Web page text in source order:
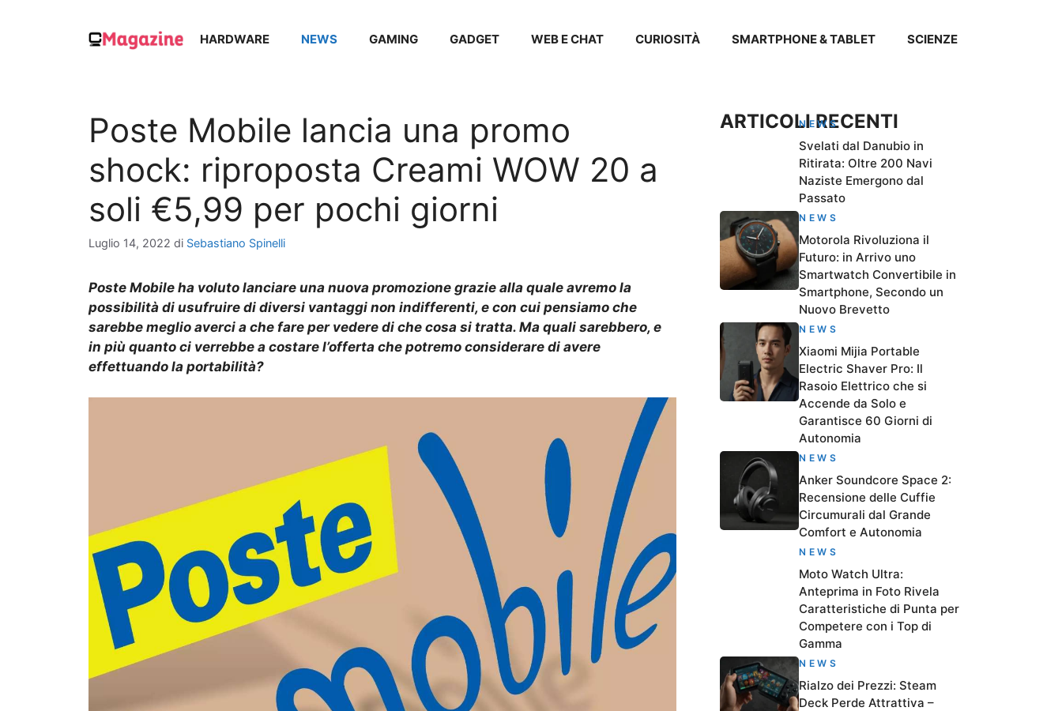
HARDWARE NEWS GAMING GADGET WEB E CHAT CURIOSITÀ SMARTPHONE & TABLET SCIENZE
Poste Mobile lancia una promo
shock: riproposta Creami WOW 20 a
soli €5,99 per pochi giorni
Luglio 14, 2022 di Sebastiano Spinelli
Poste Mobile ha voluto lanciare una nuova promozione grazie alla quale avremo la
possibilità di usufruire di diversi vantaggi non indifferenti, e con cui pensiamo che
sarebbe meglio averci a che fare per vedere di che cosa si tratta. Ma quali sarebbero, e
in più quanto ci verrebbe a costare l’offerta che potremo considerare di avere
effettuando la portabilità?
ARTICOLI RECENTI
NEWS
Svelati dal Danubio in
Ritirata: Oltre 200 Navi
Naziste Emergono dal
Passato
NEWS
Motorola Rivoluziona il
Futuro: in Arrivo uno
Smartwatch Convertibile in
Smartphone, Secondo un
Nuovo Brevetto
NEWS
Xiaomi Mijia Portable
Electric Shaver Pro: Il
Rasoio Elettrico che si
Accende da Solo e
Garantisce 60 Giorni di
Autonomia
NEWS
Anker Soundcore Space 2:
Recensione delle Cuffie
Circumurali dal Grande
Comfort e Autonomia
NEWS
Moto Watch Ultra:
Anteprima in Foto Rivela
Caratteristiche di Punta per
Competere con i Top di
Gamma
NEWS
Rialzo dei Prezzi: Steam
Deck Perde Attrattiva –